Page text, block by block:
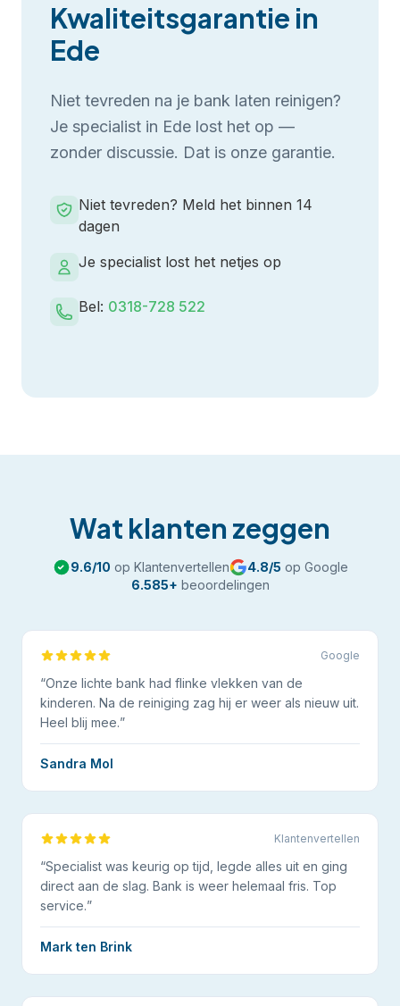
Kwaliteitsgarantie in
Ede
Niet tevreden na je bank laten reinigen?
Je specialist in Ede lost het op —
zonder discussie. Dat is onze garantie.
Niet tevreden? Meld het binnen 14
dagen
Je specialist lost het netjes op
Bel: 0318-728 522
Wat klanten zeggen
9.6/10 op Klantenvertellen 4.8/5 op Google
6.585+ beoordelingen
Google
“Onze lichte bank had flinke vlekken van de
kinderen. Na de reiniging zag hij er weer als nieuw uit.
Heel blij mee.”
Sandra Mol
Klantenvertellen
“Specialist was keurig op tijd, legde alles uit en ging
direct aan de slag. Bank is weer helemaal fris. Top
service.”
Mark ten Brink